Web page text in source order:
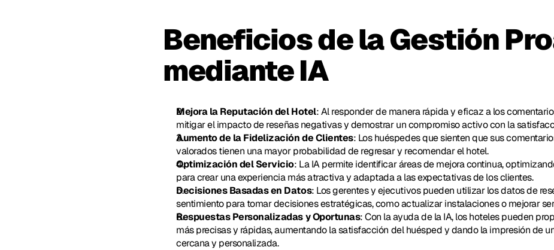
Beneficios de la Gestión
mediante IA
Mejora la Reputación del Hotel: Al responder de manera rápida y eficaz a los
mitigar el impacto de reseñas negativas y demostrar un compromiso activo con la
Aumento de la Fidelización de Clientes: Los huéspedes que sienten que sus
valorados tienen una mayor probabilidad de regresar y recomendar el hotel.
Optimización del Servicio: La IA permite identificar áreas de mejora continua,
para crear una experiencia más atractiva y adaptada a las expectativas de los clientes.
Decisiones Basadas en Datos: Los gerentes y ejecutivos pueden utilizar los datos de
sentimiento para tomar decisiones estratégicas, como actualizar instalaciones o mejorar
Respuestas Personalizadas y Oportunas: Con la ayuda de la IA, los hoteles pueden
más precisas y rápidas, aumentando la satisfacción del huésped y dando la impresión de
cercana y personalizada.